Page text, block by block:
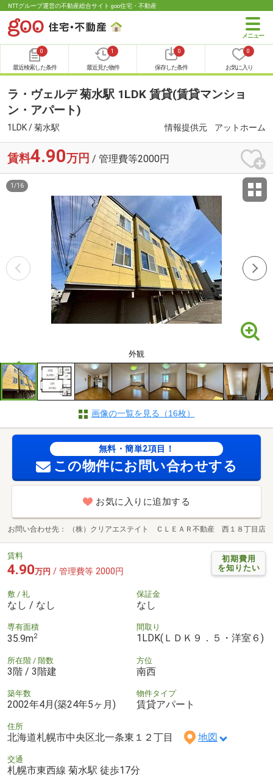
NTTグループ運営の不動産総合サイト goo住宅・不動産
0
最近検索した条件
1
最近見た物件
0
保存した条件
0
お気に入り
ラ・ヴェルデ 菊水駅 1LDK 賃貸(賃貸マンショ
ン・アパート)
1LDK / 菊水駅 情報提供元 アットホーム
賃料4.90万円 / 管理費等2000円
外観
1 /16
画像の一覧を見る（16枚）
無料・簡単2項目！
この物件にお問い合わせする
お気に入りに追加する
お問い合わせ先 （株）クリアエステイト ＣＬＥＡＲ不動産 西１８丁目店
初期費用
を知りたい
賃料
4.90万円 / 管理費等 2000円
敷 / 礼
なし / なし
保証金
なし
専有面積
35.9m2
間取り
1LDK(ＬＤＫ９．５・洋室６)
所在階 / 階数
3階 / 3階建
方位
南西
築年数
2002年4月(築24年5ヶ月)
物件タイプ
賃貸アパート
住所
北海道札幌市中央区北一条東１２丁目 地図
交通
札幌市東西線 菊水駅 徒歩17分